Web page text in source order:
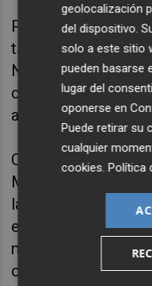
Para cerrar la
tarta de queso y
Numerada Serie
cerveza de notas
aporta un final
Con esta
Murcia Inspira
la innovación
experiencias que
momento sin prisa.
ofrecerá una
geolocalización
del dispositivo.
solo a este sitio
pueden basarse
lugar del
oponerse en
Puede retirar su
cualquier
cookies .Política